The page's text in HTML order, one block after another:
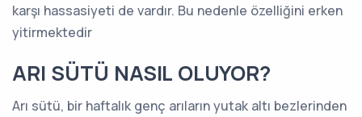
karşı hassasiyeti de vardır. Bu nedenle özelliğini erken
yitirmektedir
ARI SÜTÜ NASIL OLUYOR?
Arı sütü, bir haftalık genç arıların yutak altı bezlerinden